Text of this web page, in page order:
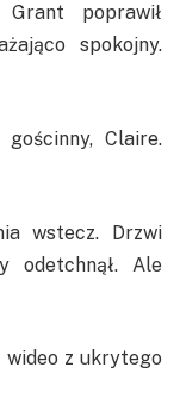
poprawił
spokojny.
Claire.
wstecz. Drzwi
odetchnął. Ale
wideo z ukrytego